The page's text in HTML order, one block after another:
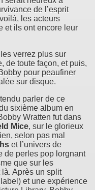
de l’esprit
les acteurs
et ils ont encore leur
verrez plus sur
de toute façon, et puis,
pour peaufiner
sur disque.
parler de ce
sixième album en
Wratten fut dans
Mice, sur le glorieux
selon pas mal
et l’univers de
de perles pop lorgnant
que sur les
Après un split
et une expérience